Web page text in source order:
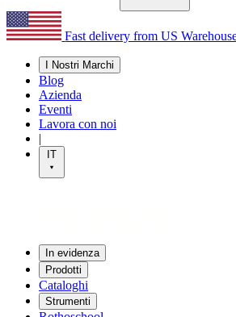
Fast delivery from US
I Nostri Marchi
Blog
Azienda
Eventi
Lavora con noi
|
IT
In evidenza
Prodotti
Cataloghi
Strumenti